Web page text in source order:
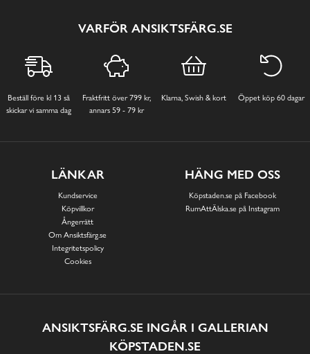
VARFÖR ANSIKTSFÄRG.SE
Beställ före kl 13 så
skickar vi samma dag
Fraktfritt över 799 kr,
annars 59 - 79 kr
Klarna, Swish & kort Öppet köp 60 dagar
LÄNKAR
Kundservice
Köpvillkor
Ångerrätt
Om Ansiktsfärg.se
Integritetspolicy
Cookies
HÄNG MED OSS
Köpstaden.se på Facebook
RumAttÄlska.se på Instagram
ANSIKTSFÄRG.SE INGÅR I GALLERIAN
KÖPSTADEN.SE